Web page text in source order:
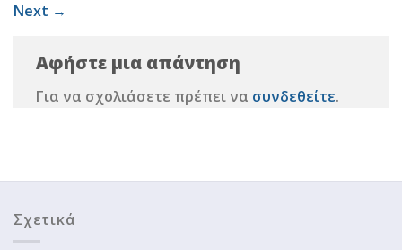
Next →
Αφήστε μια απάντηση
Για να σχολιάσετε πρέπει να συνδεθείτε.
Σχετικά